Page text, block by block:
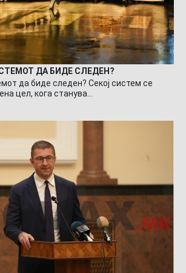
ДА БИДЕ СЛЕДЕН?
да биде следен? Секој систем се
цел, кога станува…